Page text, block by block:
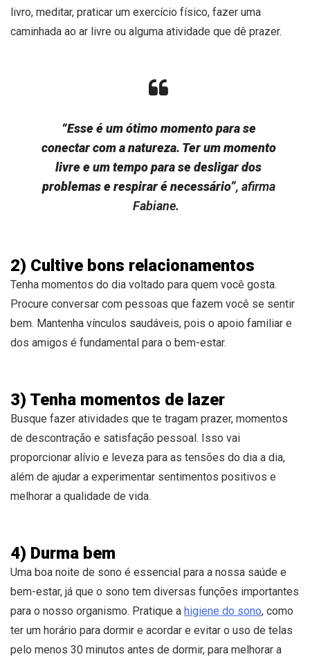
livro, meditar, praticar um exercício físico, fazer uma
caminhada ao ar livre ou alguma atividade que dê prazer.
“Esse é um ótimo momento para se
conectar com a natureza. Ter um momento
livre e um tempo para se desligar dos
problemas e respirar é necessário”, afirma
Fabiane.
2) Cultive bons relacionamentos
Tenha momentos do dia voltado para quem você gosta.
Procure conversar com pessoas que fazem você se sentir
bem. Mantenha vínculos saudáveis, pois o apoio familiar e
dos amigos é fundamental para o bem-estar.
3) Tenha momentos de lazer
Busque fazer atividades que te tragam prazer, momentos
de descontração e satisfação pessoal. Isso vai
proporcionar alívio e leveza para as tensões do dia a dia,
além de ajudar a experimentar sentimentos positivos e
melhorar a qualidade de vida.
4) Durma bem
Uma boa noite de sono é essencial para a nossa saúde e
bem-estar, já que o sono tem diversas funções importantes
para o nosso organismo. Pratique a higiene do sono, como
ter um horário para dormir e acordar e evitar o uso de telas
pelo menos 30 minutos antes de dormir, para melhorar a